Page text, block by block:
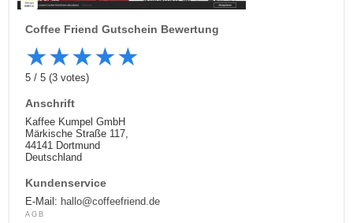
Coffee Friend Gutschein Bewertung
★★★★★
5/5 (3 votes)
Anschrift
Kaffee Kumpel GmbH
Märkische Straße 117,
44141 Dortmund
Deutschland
Kundenservice
E-Mail: hallo@coffeefriend.de
AGB